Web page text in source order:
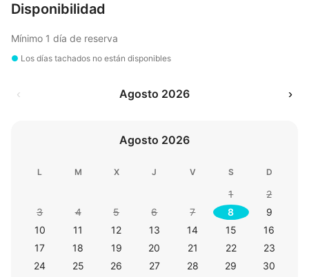
Disponibilidad
Mínimo 1 día de reserva
● Los días tachados no están disponibles
‹ Agosto 2026 ›
Agosto 2026
L M X J V S D
1
2
3
4 5 6 7 8
9
10
11 12 13 14 15
16
17
18 19 20 21 22
23
24
25 26 27 28 29
30